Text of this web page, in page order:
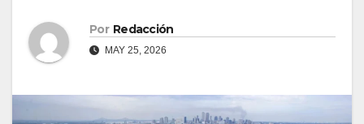
Por Redacción
MAY 25, 2026